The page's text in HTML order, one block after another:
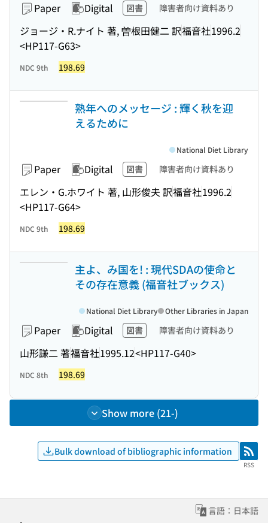
Paper Digital 図書 障害者向け資料あり
ジョージ・R.ナイト 著, 曽根田健二 訳福音社1996.2
<HP117-G63>
NDC 9th 198.69
熟年へのメッセージ : 輝く秋を迎
えるために
Paper Digital 図書 障害者向け資料あり
エレン・G.ホワイト 著, 山形俊夫 訳福音社1996.2
<HP117-G64>
National Diet Library
NDC 9th 198.69
主よ、み国を! : 現代SDAの使命と
その存在意義 (福音社ブックス)
Paper Digital 図書 障害者向け資料あり
山形謙二 著福音社1995.12<HP117-G40>
National Diet Library Other Libraries in Japan
NDC 8th 198.69
Show more (21-)
Bulk download of bibliographic information RSS
RSS
言語：日本語